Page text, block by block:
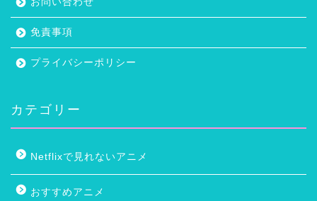
免責事項
プライバシーポリシー
カテゴリー
Netflixで見れないアニメ
おすすめアニメ